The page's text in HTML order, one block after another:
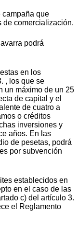
campaña que
de comercialización.
podrá
en los
, los que se
un máximo de un 25
de capital y el
de cuatro a
o créditos
inversiones y
años. En las
de pesetas, podrá
por subvención
establecidos en
en el caso de las
c) del artículo 3.
el Reglamento